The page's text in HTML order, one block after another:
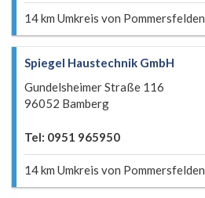
14 km Umkreis von Pommersfelden
Spiegel Haustechnik GmbH
Gundelsheimer Straße 116
96052 Bamberg
Tel: 0951 965950
14 km Umkreis von Pommersfelden